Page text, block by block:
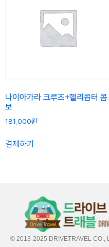
나이아가라 크루즈+헬리콥터 콤
보
181,000원
결제하기
© 2013-2025 DRIVETRAVEL CO.,